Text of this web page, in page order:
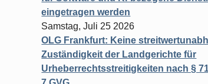
eingetragen werden
Samstag, Juli 25 2026
OLG Frankfurt: Keine
Zuständigkeit der Landgerichte für
Urheberrechtsstreitigkeiten nach §